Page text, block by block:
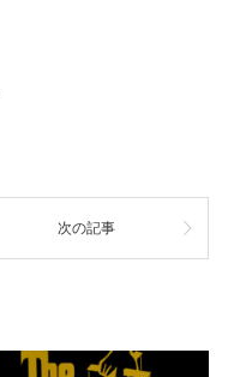
次の記事